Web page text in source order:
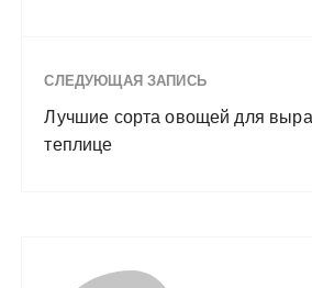
СЛЕДУЮЩАЯ ЗАПИСЬ
Лучшие сорта овощей для
теплице